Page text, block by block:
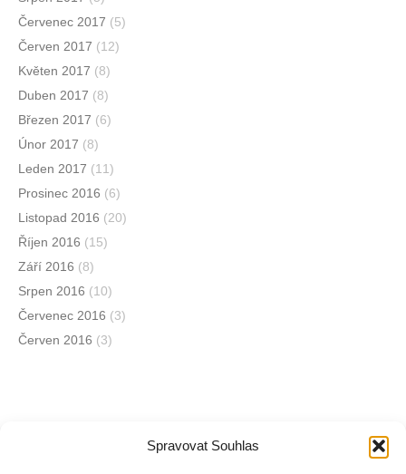
Spravovat Souhlas
Červenec 2017 (5)
Červen 2017 (12)
Květen 2017 (8)
Duben 2017 (8)
Březen 2017 (6)
Únor 2017 (8)
Leden 2017 (11)
Prosinec 2016 (6)
Listopad 2016 (20)
Říjen 2016 (15)
Září 2016 (8)
Srpen 2016 (10)
Červenec 2016 (3)
Červen 2016 (3)